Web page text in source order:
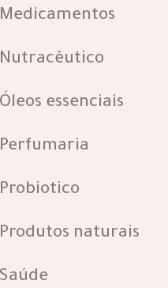
Medicamentos
Nutracêutico
Óleos essenciais
Perfumaria
Probiotico
Produtos naturais
Saúde